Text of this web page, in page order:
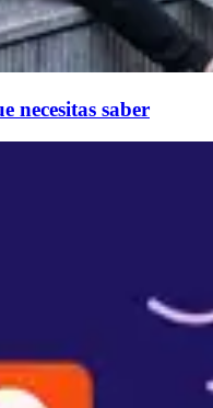
necesitas saber